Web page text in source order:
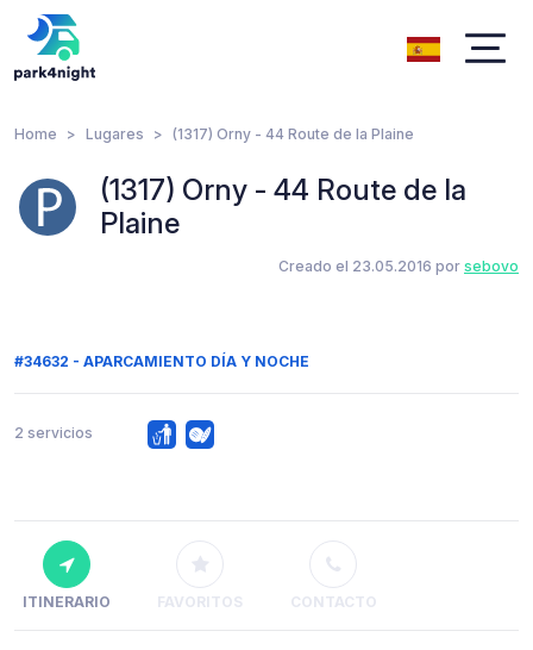
Home Lugares (1317) Orny - 44 Route de la Plaine
(1317) Orny - 44 Route de la
Plaine
Creado el 23.05.2016 por sebovo
#34632 - APARCAMIENTO DÍA Y NOCHE
2 servicios
ITINERARIO FAVORITOS CONTACTO